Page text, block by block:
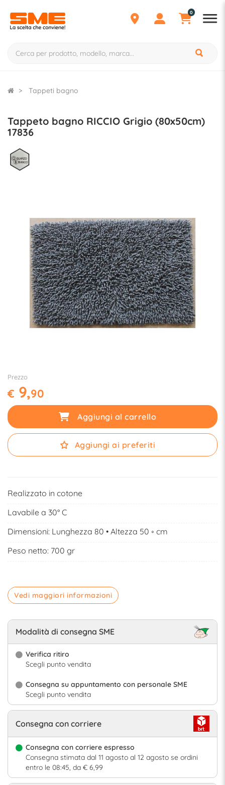
0
Tappeti bagno
Tappeto bagno RICCIO Grigio (80x50cm)
17836
Prezzo
€ 9,90
Aggiungi al carrello
Aggiungi ai preferiti
Realizzato in cotone
Lavabile a 30° C
Dimensioni: Lunghezza 80 • Altezza 50 ◦ cm
Peso netto: 700 gr
Vedi maggiori informazioni
Modalità di consegna SME
Verifica ritiro
Scegli punto vendita
Consegna su appuntamento con personale SME
Scegli punto vendita
Consegna con corriere
Consegna con corriere espresso
Consegna stimata dal 11 agosto al 12 agosto se ordini
entro le 08:45, da € 6,99